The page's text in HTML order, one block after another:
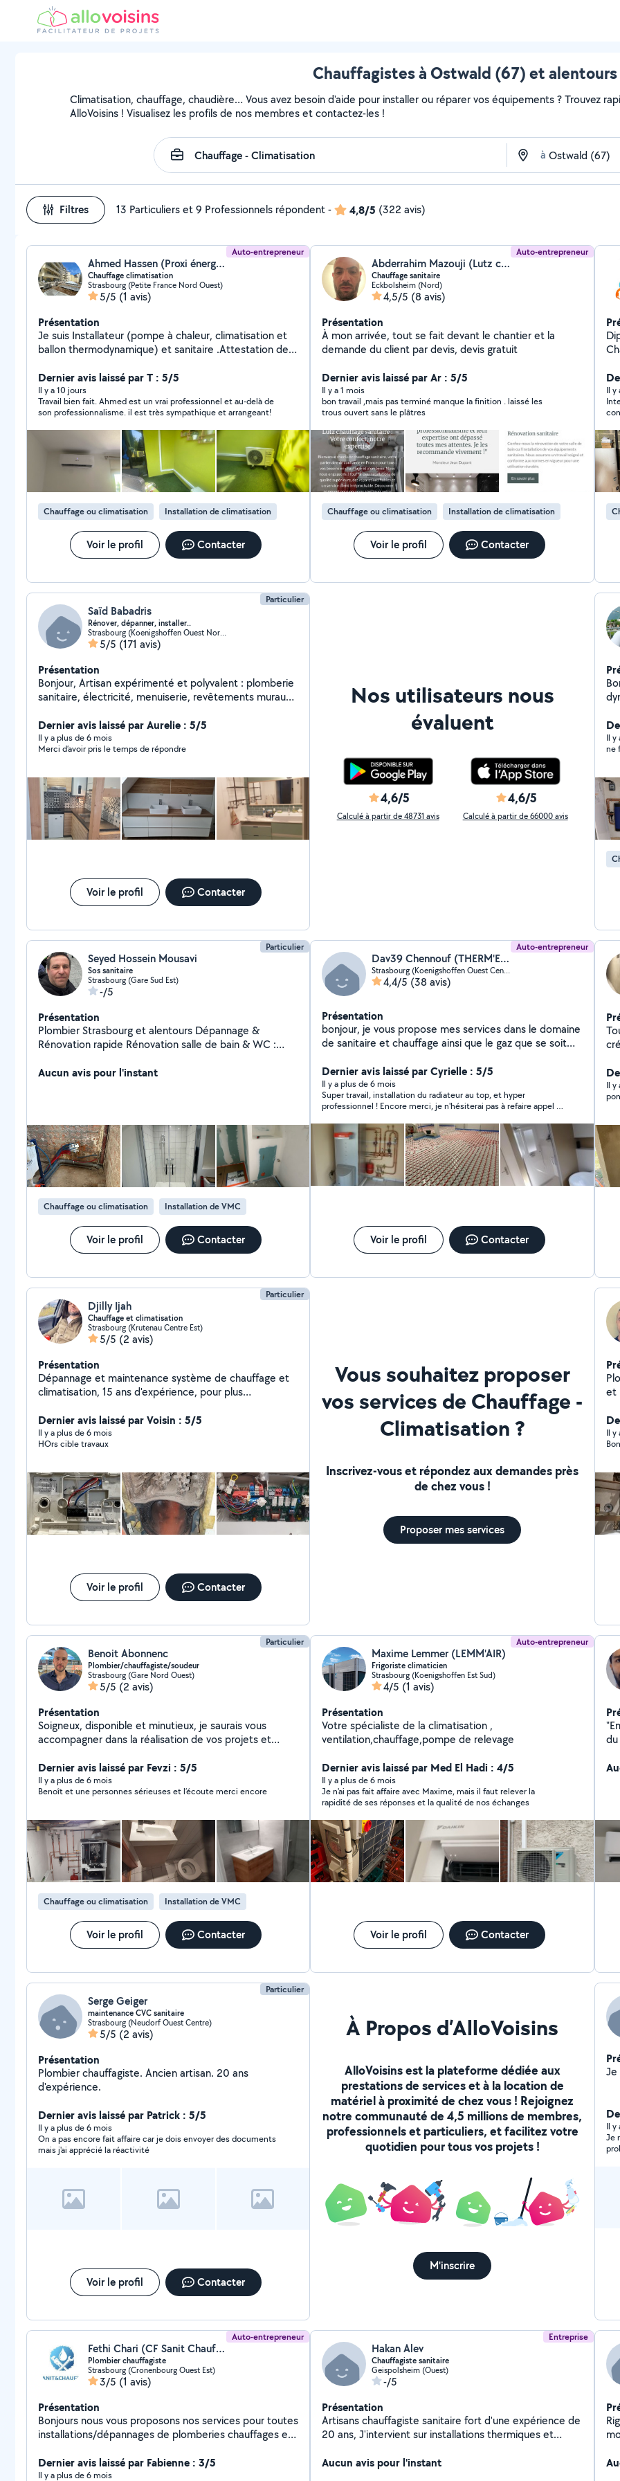
Chauffagistes à Ostwald (67) et alentours
Climatisation, chauffage, chaudière… Vous avez besoin d'aide pour installer ou réparer vos équipements ? Trouvez
AlloVoisins ! Visualisez les profils de nos membres et contactez-les !
à
Filtres 13 Particuliers et 9 Professionnels répondent- 4,8/5 (322 avis)
Auto-entrepreneur
Ahmed Hassen (Proxi énergie)
Chauffage climatisation
Strasbourg (Petite France Nord Ouest)
5/5 (1 avis)
Présentation
Je suis Installateur (pompe à chaleur, climatisation et
ballon thermodynamique) et sanitaire .Attestation de
Dernier avis laissé par T : 5/5
Il y a 10 jours
Travail bien fait. Ahmed est un vrai professionnel et au-delà de
son professionnalisme. il est très sympathique et arrangeant!
Chauffage ou climatisation Installation de climatisation
Voir le profil Contacter
Auto-entrepreneur
Abderrahim Mazouji (Lutz chauffage sanitaire)
Chauffage sanitaire
Eckbolsheim (Nord)
4,5/5 (8 avis)
Présentation
À mon arrivée, tout se fait devant le chantier et la
demande du client par devis, devis gratuit
Dernier avis laissé par Ar : 5/5
Il y a 1 mois
bon travail ,mais pas terminé manque la finition . laissé les
trous ouvert sans le plâtres
Chauffage ou climatisation Installation de climatisation
Voir le profil Contacter
domaine.
Il y
lui
Particulier
Saïd Babadris
Rénover, dépanner, installer..
Strasbourg (Koenigshoffen Ouest Nord-Ouest)
5/5 (171 avis)
Présentation
Bonjour, Artisan expérimenté et polyvalent : plomberie
sanitaire, électricité, menuiserie, revêtements muraux
Travail soigné et de qualité, devis gratuit.
Cordialement.
Dernier avis laissé par Aurelie : 5/5
Il y a plus de 6 mois
Merci d’avoir pris le temps de répondre
Voir le profil Contacter
Nos utilisateurs nous
évaluent
4,6/5
Calculé à partir de 48731 avis
4,6/5
Calculé à partir de 66000 avis
Il y
ne
Particulier
Seyed Hossein Mousavi
Sos sanitaire
Strasbourg (Gare Sud Est)
-/5
Présentation
Plombier Strasbourg et alentours Dépannage &
Rénovation rapide Rénovation salle de bain & WC :
suspendu, baignoire, modernisation équipements
: installation et réparation radiateur, entretien et
remplacement chauffe-eau / ballon Petits travaux :
remplacement joints, réparations rapides, entretien
général plomberie Travail propre et soigné Intervention
rapide Prix raisonnables Devis gratuit Strasbourg et
alentours Réponse rapide assurée
Aucun avis pour l'instant
Chauffage ou climatisation Installation de VMC
Voir le profil Contacter
Auto-entrepreneur
Dav39 Chennouf (THERM'EAU ENERGIE)
Strasbourg (Koenigshoffen Ouest Centre-Est)
4,4/5 (38 avis)
Présentation
bonjour, je vous propose mes services dans le domaine
de sanitaire et chauffage ainsi que le gaz que se soit
expérience dans la débouchage. Travail, soignée,
sérieux, propre, et respectant votre intérieur, par un
artisan amoureux de son métier.
Dernier avis laissé par Cyrielle : 5/5
Il y a plus de 6 mois
Super travail, installation du radiateur au top, et hyper
professionnel ! Encore merci, je n'hésiterai pas à refaire appel à
Voir le profil Contacter
Il y
Particulier
Djilly Ijah
Chauffage et climatisation
Strasbourg (Krutenau Centre Est)
5/5 (2 avis)
Présentation
Dépannage et maintenance système de chauffage et
climatisation, 15 ans d'expérience, pour plus
Dernier avis laissé par Voisin : 5/5
Il y a plus de 6 mois
HOrs cible travaux
Voir le profil Contacter
Vous souhaitez proposer
vos services de Chauffage -
Climatisation ?
Inscrivez-vous et répondez aux demandes près
de chez vous !
Proposer mes services
et
Il y
Particulier
Benoit Abonnenc
Plombier/chauffagiste/soudeur
Strasbourg (Gare Nord Ouest)
5/5 (2 avis)
Présentation
Soigneux, disponible et minutieux, je saurais vous
accompagner dans la réalisation de vos projets et
Dernier avis laissé par Fevzi : 5/5
Il y a plus de 6 mois
Benoît et une personnes sérieuses et l’écoute merci encore
Chauffage ou climatisation Installation de VMC
Voir le profil Contacter
Auto-entrepreneur
Maxime Lemmer (LEMM'AIR)
Frigoriste climaticien
Strasbourg (Koenigshoffen Est Sud)
4/5 (1 avis)
Présentation
Votre spécialiste de la climatisation ,
ventilation,chauffage,pompe de relevage
Dernier avis laissé par Med El Hadi : 4/5
Il y a plus de 6 mois
Je n'ai pas fait affaire avec Maxime, mais il faut relever la
rapidité de ses réponses et la qualité de nos échanges
Voir le profil Contacter
je
Particulier
Serge Geiger
maintenance CVC sanitaire
Strasbourg (Neudorf Ouest Centre)
5/5 (2 avis)
Présentation
Plombier chauffagiste. Ancien artisan. 20 ans
d'expérience.
Dernier avis laissé par Patrick : 5/5
Il y a plus de 6 mois
On a pas encore fait affaire car je dois envoyer des documents
mais j'ai apprécié la réactivité
Voir le profil Contacter
À Propos d’AlloVoisins
AlloVoisins est la plateforme dédiée aux
prestations de services et à la location de
matériel à proximité de chez vous ! Rejoignez
notre communauté de 4,5 millions de membres,
professionnels et particuliers, et facilitez votre
quotidien pour tous vos projets !
M'inscrire
Il y
Je
Auto-entrepreneur
Fethi Chari (CF Sanit Chauffage)
Plombier chauffagiste
Strasbourg (Cronenbourg Ouest Est)
3/5 (1 avis)
Présentation
Bonjours nous vous proposons nos services pour toutes
installations/dépannages de plomberies chauffages et
Dernier avis laissé par Fabienne : 3/5
Il y a plus de 6 mois
Entreprise
Hakan Alev
Chauffagiste sanitaire
Geispolsheim (Ouest)
-/5
Présentation
Artisans chauffagiste sanitaire fort d'une expérience de
20 ans, J'intervient sur installations thermiques et
wc... Je réalise également des salle de bain clé en main
Aucun avis pour l'instant